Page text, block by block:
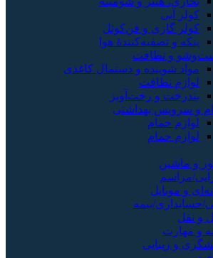
کولر آبی
کولر گازی و فن‌کوئل
پنکه و تصفیه‌کنندهٔ هوا
و نظافت
مواد شوینده و دستمال کاغذی
لوازم نظافت
بندرخت و رخت‌آویز
و سرویس بهداشتی
لوازم حمام
لوازم حمام
و ماشین
مراسم
و موبایل
حسابداری/بیمه
و نقل
و مهارت
و زیبایی